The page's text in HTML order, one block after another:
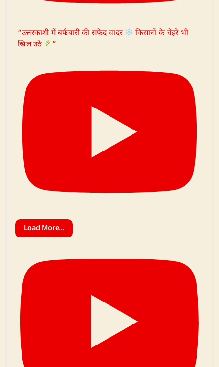
“उत्तरकाशी में बर्फबारी की सफेद चादर
किसानों के चेहरे भी
खिल उठे
”
Load More...